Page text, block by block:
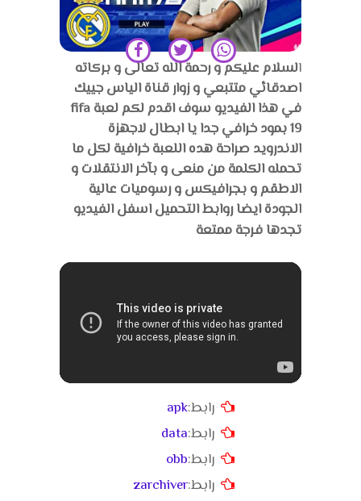
السلام عليكم و رحمة الله تعالى و بركاته
اصدقائي متتبعي و زوار قناة الياس جييك
في هذا الفيديو سوف اقدم لكم لعبة fifa
19 بمود خرافي جدا يا ابطال لاجهزة
الاندرويد صراحة هده اللعبة خرافية لكل ما
تحمله الكلمة من منعى و بآخر الانتقلات و
الاطقم و بجرافيكس و رسوميات عالية
الجودة ايضا روابط التحميل اسفل الفيديو
تجدها فرجة ممتعة
رابط:apk
رابط:data
رابط:obb
رابط:zarchiver